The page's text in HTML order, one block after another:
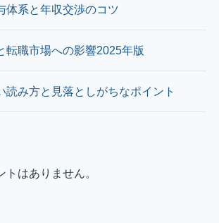
体系と年収交渉のコツ
転職市場への影響2025年版
読み方と見落としがちなポイント
はありません。